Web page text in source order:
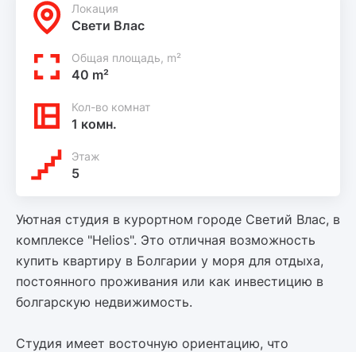
Локация
Свети Влас
Общая площадь, m²
40 m²
Кол-во комнат
1 комн.
Этаж
5
Уютная студия в курортном городе Светий Влас, в
комплексе "Helios". Это отличная возможность
купить квартиру в Болгарии у моря для отдыха,
постоянного проживания или как инвестицию в
болгарскую недвижимость.
Студия имеет восточную ориентацию, что